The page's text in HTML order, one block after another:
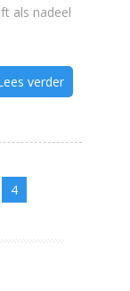
als nadeel
verder
4